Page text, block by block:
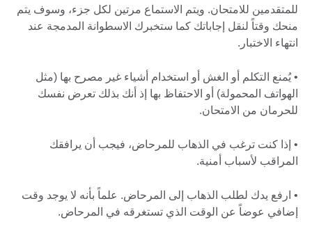
للمتقدمين للامتحان. ويتم الاستماع مرتين لكل جزء، وسوف يتم
منحك وقتاً لنقل إجاباتك كما ستخبرك الاسطوانة المدمجة عند
انتهاء الاختبار.
• يُمنع التكلم أو الغش أو استخدام أشياء غير مصرح بها (مثل
الهواتف المحمولة) أو الاحتفاظ بها إذ أنك بذلك تعرض نفسك
للحرمان من الامتحان.
• إذا كنت ترغب في الذهاب للمرحاض، فيجب أن يرافقك
المراقب لأسباب أمنية.
• ارفع يدك لطلب الذهاب إلى المرحاض. علماً بأنه لا يوجد وقت
إضافي عوضاً عن الوقت الذي تستغرقه في المرحاض.